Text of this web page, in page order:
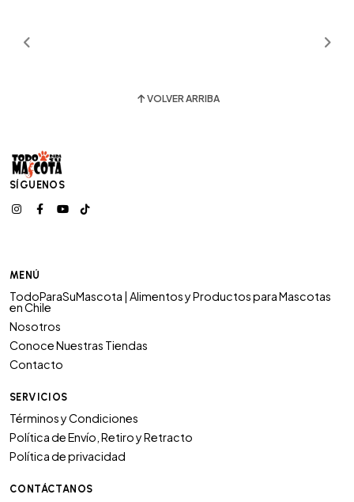
VOLVER ARRIBA
SÍGUENOS
MENÚ
TodoParaSuMascota | Alimentos y Productos para Mascotas
en Chile
Nosotros
Conoce Nuestras Tiendas
Contacto
SERVICIOS
Términos y Condiciones
Política de Envío, Retiro y Retracto
Política de privacidad
CONTÁCTANOS